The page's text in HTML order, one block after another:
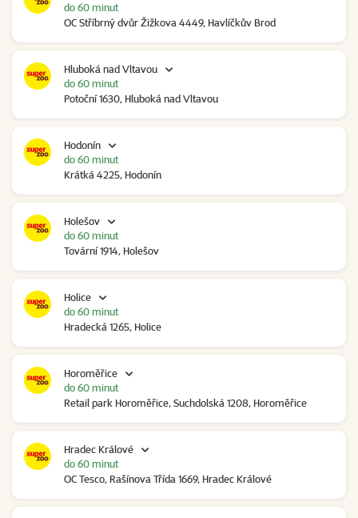
OC Stříbrný dvůr Žižkova 4449, Havlíčkův Brod
do 60 minut
Hluboká nad Vltavou
Potoční 1630, Hluboká nad Vltavou
do 60 minut
Hodonín
Krátká 4225, Hodonín
do 60 minut
Holešov
Tovární 1914, Holešov
do 60 minut
Holice
Hradecká 1265, Holice
do 60 minut
Horoměřice
Retail park Horoměřice, Suchdolská 1208, Horoměřice
do 60 minut
Hradec Králové
OC Tesco, Rašínova Třída 1669, Hradec Králové
do 60 minut